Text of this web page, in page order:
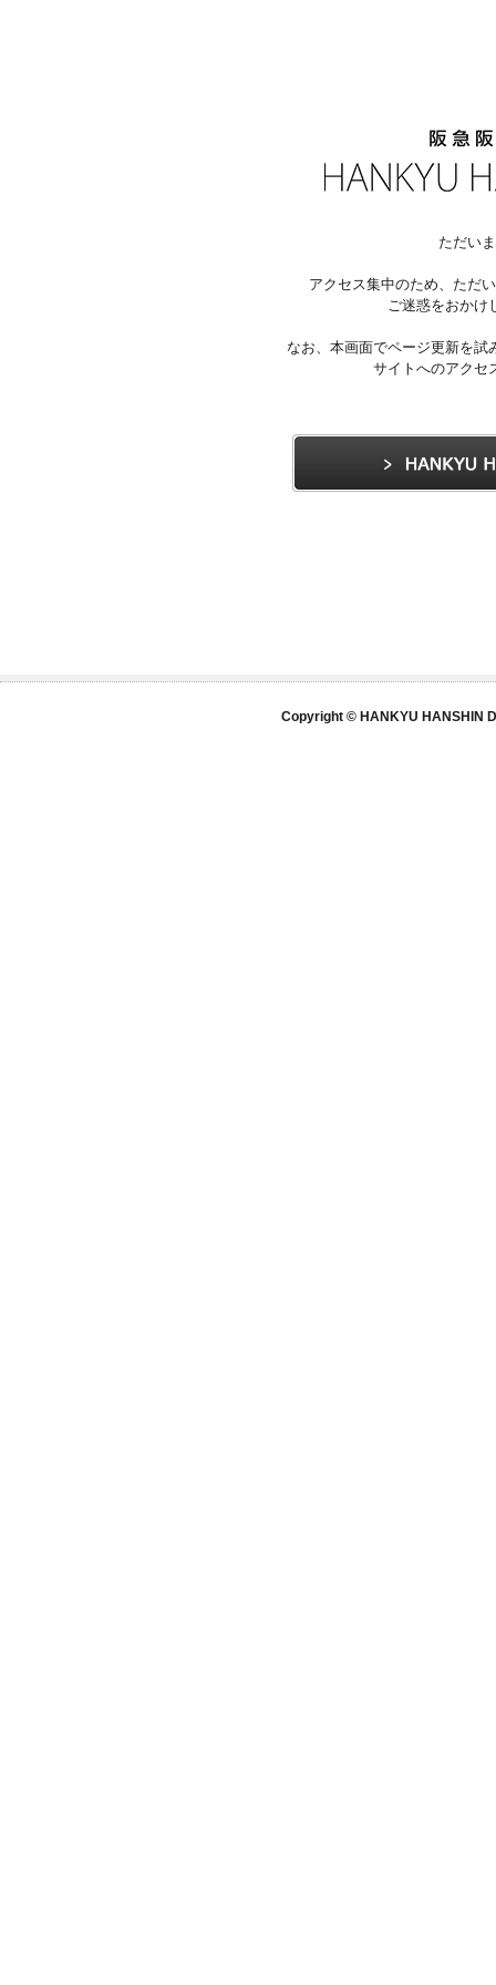
ただい
アクセス集中のため、ただ
ご迷惑をおかけ
なお、本画面でページ更新を
サイトへのアクセ
Copyright © HANKYU HANSHIN